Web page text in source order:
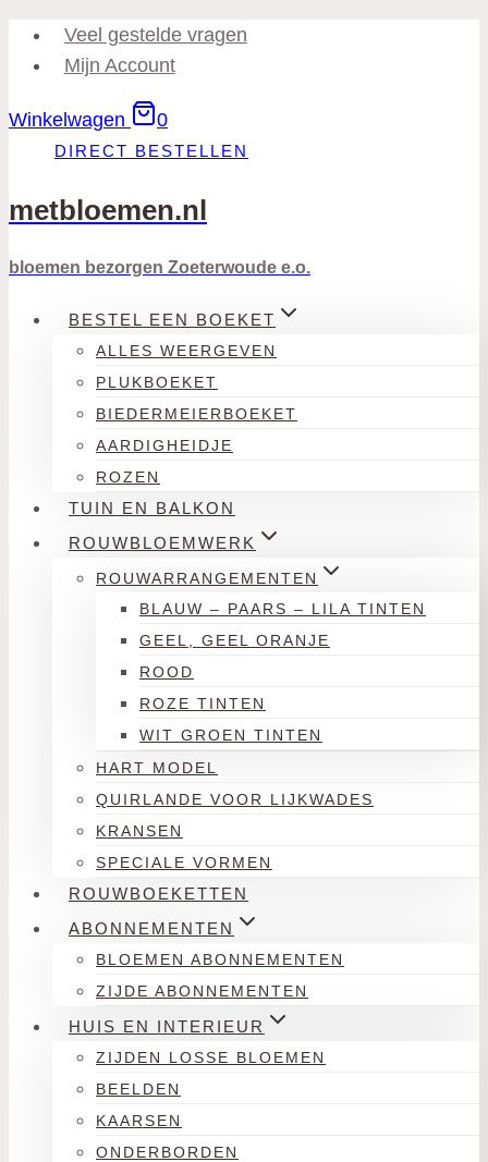
Doorgaan
naar
Veel gestelde vragen
Mijn Account
Winkelwagen 0
DIRECT BESTELLEN
metbloemen.nl
bloemen bezorgen Zoeterwoude e.o.
BESTEL EEN BOEKET
ALLES WEERGEVEN
PLUKBOEKET
BIEDERMEIERBOEKET
AARDIGHEIDJE
ROZEN
TUIN EN BALKON
ROUWBLOEMWERK
ROUWARRANGEMENTEN
BLAUW – PAARS – LILA TINTEN
GEEL, GEEL ORANJE
ROOD
ROZE TINTEN
WIT GROEN TINTEN
HART MODEL
QUIRLANDE VOOR LIJKWADES
KRANSEN
SPECIALE VORMEN
ROUWBOEKETTEN
ABONNEMENTEN
BLOEMEN ABONNEMENTEN
ZIJDE ABONNEMENTEN
HUIS EN INTERIEUR
ZIJDEN LOSSE BLOEMEN
BEELDEN
KAARSEN
ONDERBORDEN